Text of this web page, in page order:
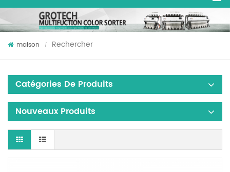
maison / Rechercher
Catégories De Produits
Nouveaux Produits